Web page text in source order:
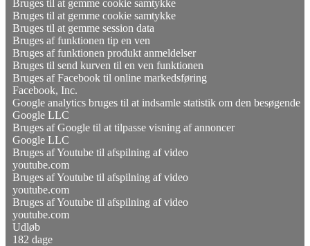
Bruges til at gemme cookie samtykke
Bruges til at gemme cookie samtykke
Bruges til at gemme session data
Bruges af funktionen tip en ven
Bruges af funktionen produkt anmeldelser
Bruges til send kurven til en ven funktionen
Bruges af Facebook til online markedsføring
Facebook, Inc.
Google analytics bruges til at indsamle statistik om den besøgende
Google LLC
Bruges af Google til at tilpasse visning af annoncer
Google LLC
Bruges af Youtube til afspilning af video
youtube.com
Bruges af Youtube til afspilning af video
youtube.com
Bruges af Youtube til afspilning af video
youtube.com
Udløb
182 dage